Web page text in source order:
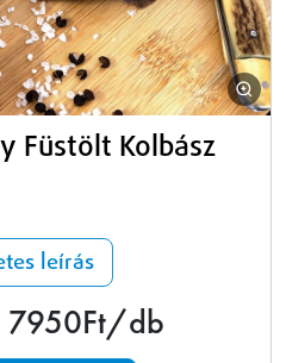
Füstölt Kolbász
leírás
7950Ft/db